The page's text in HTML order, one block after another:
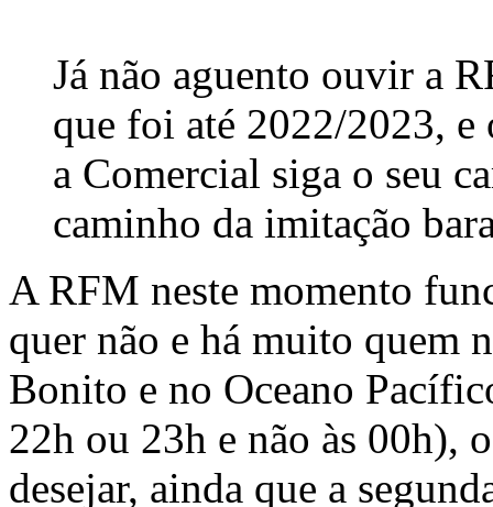
Já não aguento ouvir a
que foi até 2022/2023, e
a Comercial siga o seu
caminho da imitação
A RFM neste momento
quer não e há muito quem
Bonito e no Oceano
22h ou 23h e não às 00h),
desejar, ainda que a